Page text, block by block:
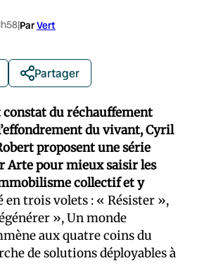
|ParVert
Partager
du réchauffement
du vivant, Cyril
proposent une série
Arte pour mieux saisir les
collectif et y
en trois volets : « Résister »,
», Un monde
aux quatre coins du
de solutions déployables à